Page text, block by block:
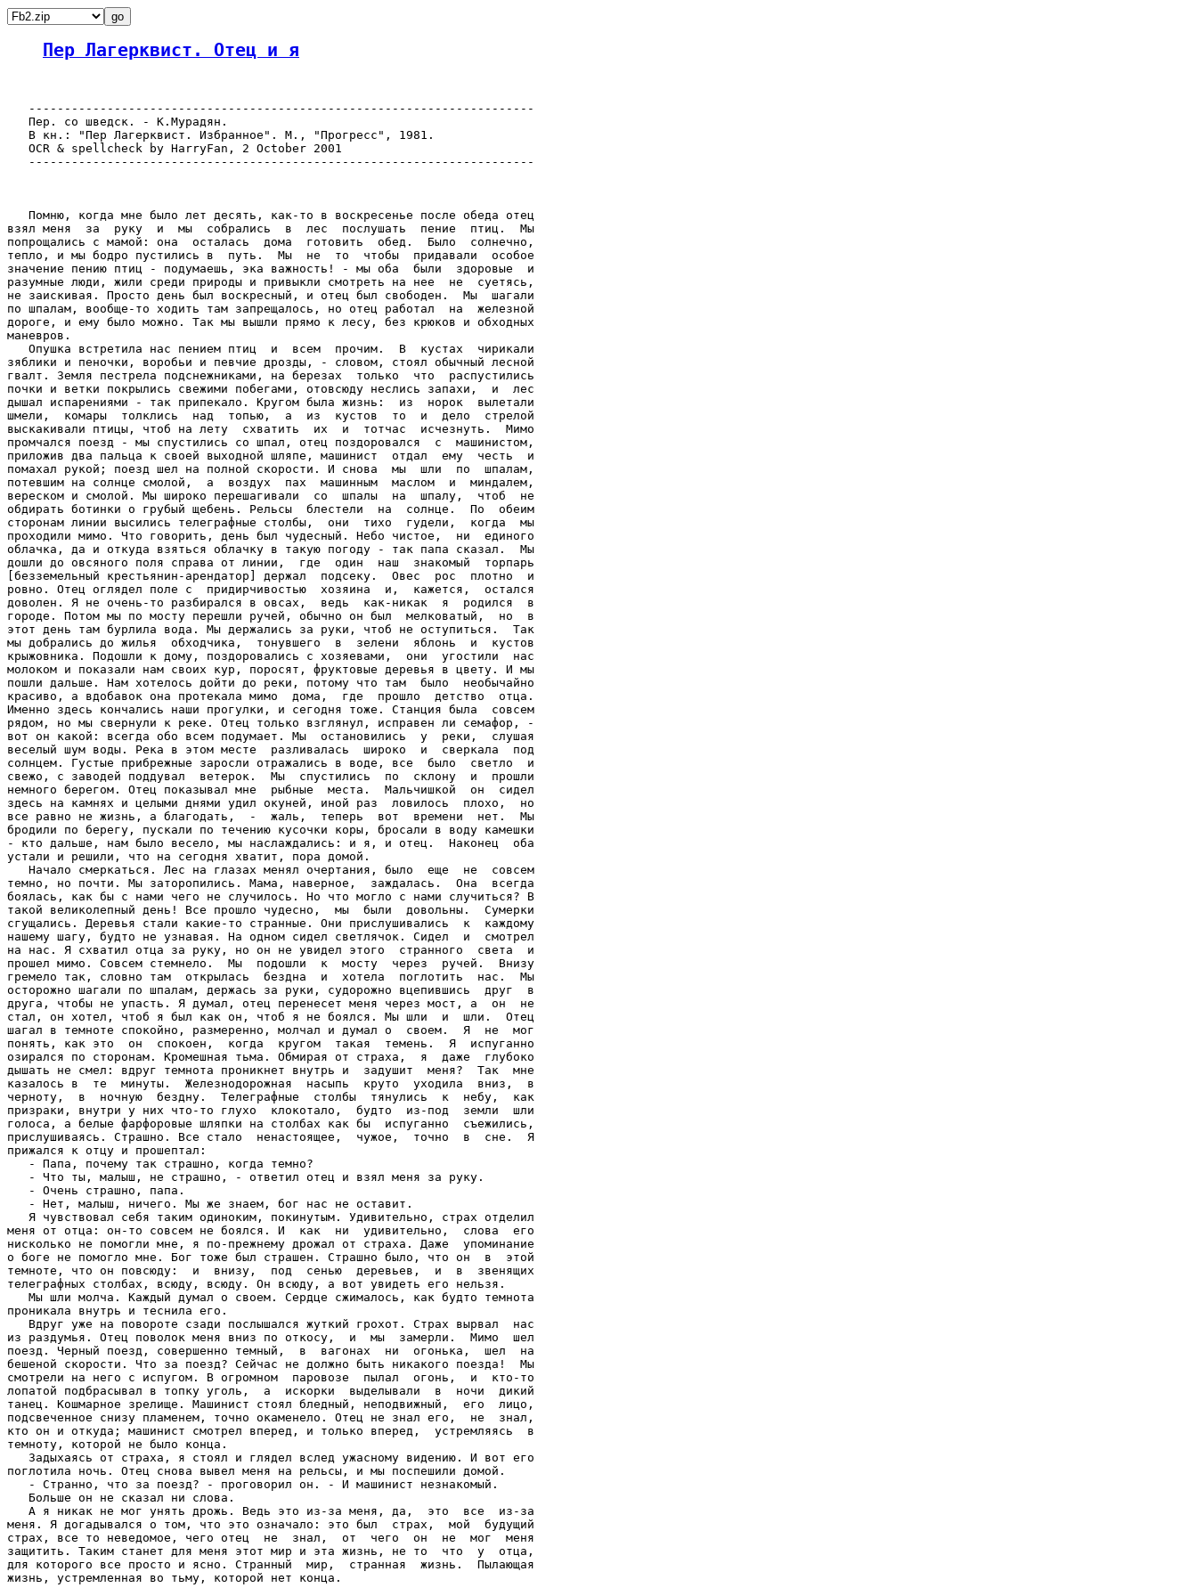
Пер Лагерквист. Отец и я
   -----------------------------------------------------------------------
   Пер. со шведск. - К.Мурадян.
   В кн.: "Пер Лагерквист. Избранное". М., "Прогресс", 1981.
   OCR & spellcheck by HarryFan, 2 October 2001
   -----------------------------------------------------------------------
   Помню, когда мне было лет десять, как-то в воскресенье после обеда отец
взял меня  за  руку  и  мы  собрались  в  лес  послушать  пение  птиц.  Мы
попрощались с мамой: она  осталась  дома  готовить  обед.  Было  солнечно,
тепло, и мы бодро пустились в  путь.  Мы  не  то  чтобы  придавали  особое
значение пению птиц - подумаешь, эка важность! - мы оба  были  здоровые  и
разумные люди, жили среди природы и привыкли смотреть на нее  не  суетясь,
не заискивая. Просто день был воскресный, и отец был свободен.  Мы  шагали
по шпалам, вообще-то ходить там запрещалось, но отец работал  на  железной
дороге, и ему было можно. Так мы вышли прямо к лесу, без крюков и обходных
маневров.
   Опушка встретила нас пением птиц  и  всем  прочим.  В  кустах  чирикали
зяблики и пеночки, воробьи и певчие дрозды, - словом, стоял обычный лесной
гвалт. Земля пестрела подснежниками, на березах  только  что  распустились
почки и ветки покрылись свежими побегами, отовсюду неслись запахи,  и  лес
дышал испарениями - так припекало. Кругом была жизнь:  из  норок  вылетали
шмели,  комары  толклись  над  топью,  а  из  кустов  то  и  дело  стрелой
выскакивали птицы, чтоб на лету  схватить  их  и  тотчас  исчезнуть.  Мимо
промчался поезд - мы спустились со шпал, отец поздоровался  с  машинистом,
приложив два пальца к своей выходной шляпе, машинист  отдал  ему  честь  и
помахал рукой; поезд шел на полной скорости. И снова  мы  шли  по  шпалам,
потевшим на солнце смолой,  а  воздух  пах  машинным  маслом  и  миндалем,
вереском и смолой. Мы широко перешагивали  со  шпалы  на  шпалу,  чтоб  не
обдирать ботинки о грубый щебень. Рельсы  блестели  на  солнце.  По  обеим
сторонам линии высились телеграфные столбы,  они  тихо  гудели,  когда  мы
проходили мимо. Что говорить, день был чудесный. Небо чистое,  ни  единого
облачка, да и откуда взяться облачку в такую погоду - так папа сказал.  Мы
дошли до овсяного поля справа от линии,  где  один  наш  знакомый  торпарь
[безземельный крестьянин-арендатор] держал  подсеку.  Овес  рос  плотно  и
ровно. Отец оглядел поле с  придирчивостью  хозяина  и,  кажется,  остался
доволен. Я не очень-то разбирался в овсах,  ведь  как-никак  я  родился  в
городе. Потом мы по мосту перешли ручей, обычно он был  мелковатый,  но  в
этот день там бурлила вода. Мы держались за руки, чтоб не оступиться.  Так
мы добрались до жилья  обходчика,  тонувшего  в  зелени  яблонь  и  кустов
крыжовника. Подошли к дому, поздоровались с хозяевами,  они  угостили  нас
молоком и показали нам своих кур, поросят, фруктовые деревья в цвету. И мы
пошли дальше. Нам хотелось дойти до реки, потому что там  было  необычайно
красиво, а вдобавок она протекала мимо  дома,  где  прошло  детство  отца.
Именно здесь кончались наши прогулки, и сегодня тоже. Станция была  совсем
рядом, но мы свернули к реке. Отец только взглянул, исправен ли семафор, -
вот он какой: всегда обо всем подумает. Мы  остановились  у  реки,  слушая
веселый шум воды. Река в этом месте  разливалась  широко  и  сверкала  под
солнцем. Густые прибрежные заросли отражались в воде, все  было  светло  и
свежо, с заводей поддувал  ветерок.  Мы  спустились  по  склону  и  прошли
немного берегом. Отец показывал мне  рыбные  места.  Мальчишкой  он  сидел
здесь на камнях и целыми днями удил окуней, иной раз  ловилось  плохо,  но
все равно не жизнь, а благодать,  -  жаль,  теперь  вот  времени  нет.  Мы
бродили по берегу, пускали по течению кусочки коры, бросали в воду камешки
- кто дальше, нам было весело, мы наслаждались: и я, и отец.  Наконец  оба
устали и решили, что на сегодня хватит, пора домой.
   Начало смеркаться. Лес на глазах менял очертания, было  еще  не  совсем
темно, но почти. Мы заторопились. Мама, наверное,  заждалась.  Она  всегда
боялась, как бы с нами чего не случилось. Но что могло с нами случиться? В
такой великолепный день! Все прошло чудесно,  мы  были  довольны.  Сумерки
сгущались. Деревья стали какие-то странные. Они прислушивались  к  каждому
нашему шагу, будто не узнавая. На одном сидел светлячок. Сидел  и  смотрел
на нас. Я схватил отца за руку, но он не увидел этого  странного  света  и
прошел мимо. Совсем стемнело.  Мы  подошли  к  мосту  через  ручей.  Внизу
гремело так, словно там  открылась  бездна  и  хотела  поглотить  нас.  Мы
осторожно шагали по шпалам, держась за руки, судорожно вцепившись  друг  в
друга, чтобы не упасть. Я думал, отец перенесет меня через мост, а  он  не
стал, он хотел, чтоб я был как он, чтоб я не боялся. Мы шли  и  шли.  Отец
шагал в темноте спокойно, размеренно, молчал и думал о  своем.  Я  не  мог
понять, как это  он  спокоен,  когда  кругом  такая  темень.  Я  испуганно
озирался по сторонам. Кромешная тьма. Обмирая от страха,  я  даже  глубоко
дышать не смел: вдруг темнота проникнет внутрь и  задушит  меня?  Так  мне
казалось в  те  минуты.  Железнодорожная  насыпь  круто  уходила  вниз,  в
черноту,  в  ночную  бездну.  Телеграфные  столбы  тянулись  к  небу,  как
призраки, внутри у них что-то глухо  клокотало,  будто  из-под  земли  шли
голоса, а белые фарфоровые шляпки на столбах как бы  испуганно  съежились,
прислушиваясь. Страшно. Все стало  ненастоящее,  чужое,  точно  в  сне.  Я
прижался к отцу и прошептал:
   - Папа, почему так страшно, когда темно?
   - Что ты, малыш, не страшно, - ответил отец и взял меня за руку.
   - Очень страшно, папа.
   - Нет, малыш, ничего. Мы же знаем, бог нас не оставит.
   Я чувствовал себя таким одиноким, покинутым. Удивительно, страх отделил
меня от отца: он-то совсем не боялся. И  как  ни  удивительно,  слова  его
нисколько не помогли мне, я по-прежнему дрожал от страха. Даже  упоминание
о боге не помогло мне. Бог тоже был страшен. Страшно было, что он  в  этой
темноте, что он повсюду:  и  внизу,  под  сенью  деревьев,  и  в  звенящих
телеграфных столбах, всюду, всюду. Он всюду, а вот увидеть его нельзя.
   Мы шли молча. Каждый думал о своем. Сердце сжималось, как будто темнота
проникала внутрь и теснила его.
   Вдруг уже на повороте сзади послышался жуткий грохот. Страх вырвал  нас
из раздумья. Отец поволок меня вниз по откосу,  и  мы  замерли.  Мимо  шел
поезд. Черный поезд, совершенно темный,  в  вагонах  ни  огонька,  шел  на
бешеной скорости. Что за поезд? Сейчас не должно быть никакого поезда!  Мы
смотрели на него с испугом. В огромном  паровозе  пылал  огонь,  и  кто-то
лопатой подбрасывал в топку уголь,  а  искорки  выделывали  в  ночи  дикий
танец. Кошмарное зрелище. Машинист стоял бледный, неподвижный,  его  лицо,
подсвеченное снизу пламенем, точно окаменело. Отец не знал его,  не  знал,
кто он и откуда; машинист смотрел вперед, и только вперед,  устремляясь  в
темноту, которой не было конца.
   Задыхаясь от страха, я стоял и глядел вслед ужасному видению. И вот его
поглотила ночь. Отец снова вывел меня на рельсы, и мы поспешили домой.
   - Странно, что за поезд? - проговорил он. - И машинист незнакомый.
   Больше он не сказал ни слова.
   А я никак не мог унять дрожь. Ведь это из-за меня, да,  это  все  из-за
меня. Я догадывался о том, что это означало: это был  страх,  мой  будущий
страх, все то неведомое, чего отец  не  знал,  от  чего  он  не  мог  меня
защитить. Таким станет для меня этот мир и эта жизнь, не то  что  у  отца,
для которого все просто и ясно. Странный  мир,  странная  жизнь.  Пылающая